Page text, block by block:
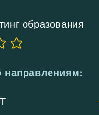
образования
направлениям: